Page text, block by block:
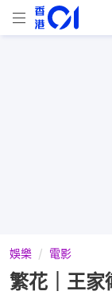
娛樂 電影
繁花｜王